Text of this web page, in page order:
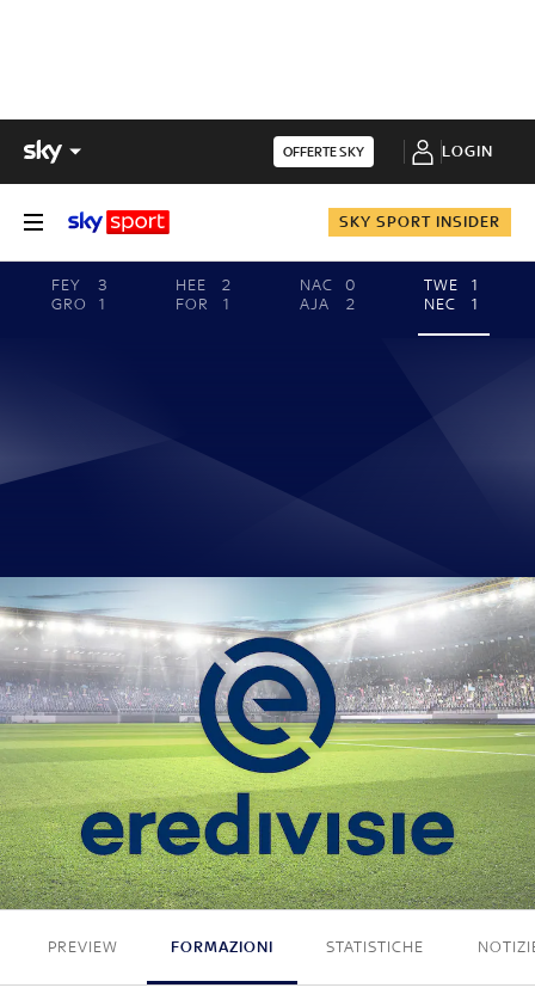
OFFERTE SKY LOGIN
SKY SPORT INSIDER
FEY
3
GRO
1
HEE
2
FOR
1
NAC
0
AJA
2
TWE
1
NEC
1
1 - 1
PREVIEW FORMAZIONI STATISTICHE